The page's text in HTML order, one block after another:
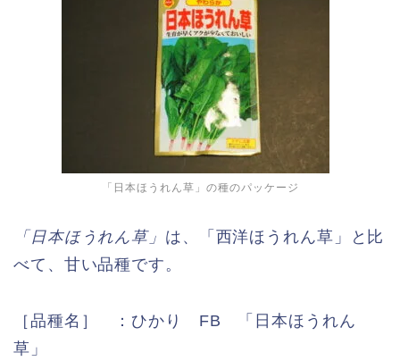
「日本ほうれん草」の種のパッケージ
「日本ほうれん草」 は、「西洋ほうれん草」と比
べて、甘い品種です。
［品種名］ ：ひかり FB 「日本ほうれん
草」